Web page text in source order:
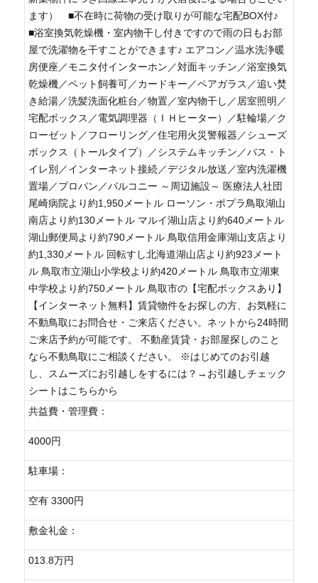
ます） ■不在時に荷物の受け取りが可能な宅配BOX付♪
■浴室換気乾燥機・室内物干し付きですので雨の日もお部
屋で洗濯物を干すことができます♪ エアコン／温水洗浄暖
房便座／モニタ付インターホン／対面キッチン／浴室換気
乾燥機／ペット飼養可／カードキー／ペアガラス／追い焚
き給湯／洗髪洗面化粧台／物置／室内物干し／居室照明／
宅配ボックス／電気調理器（ＩＨヒーター）／駐輪場／ク
ローゼット／フローリング／住宅用火災警報器／シューズ
ボックス（トールタイプ）／システムキッチン／バス・ト
イレ別／インターネット接続／デジタル放送／室内洗濯機
置場／プロパン／バルコニー ～周辺施設～ 医療法人社団
尾崎病院より約1,950メートル ローソン・ポプラ鳥取湖山
南店より約130メートル マルイ湖山店より約640メートル
湖山郵便局より約790メートル 鳥取信用金庫湖山支店より
約1,330メートル 回転すし北海道湖山店より約923メート
ル 鳥取市立湖山小学校より約420メートル 鳥取市立湖東
中学校より約750メートル 鳥取市の【宅配ボックスあり】
【インターネット無料】賃貸物件をお探しの方、お気軽に
不動鳥取にお問合せ・ご来店ください。ネットから24時間
ご来店予約が可能です。 不動産賃貸・お部屋探しのこと
なら不動鳥取にご相談ください。 ※はじめてのお引越
し、スムーズにお引越しをするには？→お引越しチェック
シートはこちらから
共益費・管理費：
4000円
駐車場：
空有 3300円
敷金礼金：
013.8万円